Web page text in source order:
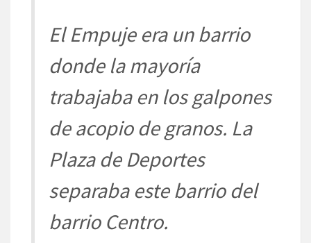
El Empuje era un barrio
donde la mayoría
trabajaba en los galpones
de acopio de granos. La
Plaza de Deportes
separaba este barrio del
barrio Centro.